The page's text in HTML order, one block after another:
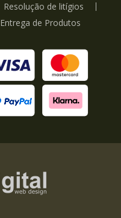
Resolução de litígios
Entrega de Produtos